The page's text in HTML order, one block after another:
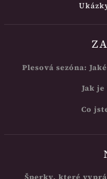
Plesová sezóna:
Jak
Co